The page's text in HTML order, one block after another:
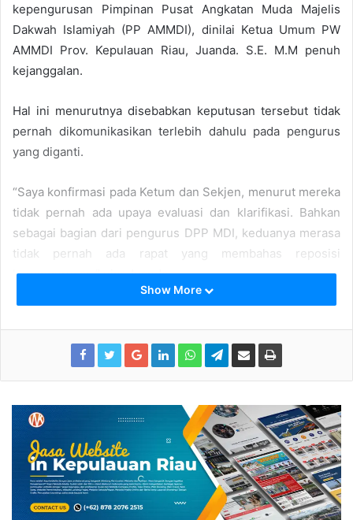
kepengurusan Pimpinan Pusat Angkatan Muda Majelis
Dakwah Islamiyah (PP AMMDI), dinilai Ketua Umum PW
AMMDI Prov. Kepulauan Riau, Juanda. S.E. M.M penuh
kejanggalan.
Hal ini menurutnya disebabkan keputusan tersebut tidak
pernah dikomunikasikan terlebih dahulu pada pengurus
yang diganti.
“Saya konfirmasi pada Ketum dan Sekjen, menurut mereka
tidak pernah ada upaya evaluasi dan klarifikasi. Bahkan
sebagai bagian dari pengurus DPP MDI, keduanya merasa
tidak pernah ada rapat yang membahas reposisi
kepengurusan,” ujar Juanda.
Susanto sebagai Ketua Umum dan Sekjen justru selama ini
berhasil merangkul banyak komponen aktivis
tersebut.
“Program, konsolidasi dan kaderisasinya selama ini
berjalan baik. Kehadiran AMMDI di daerah-daerah, seperti
di Kepri justru menjadi ujung tombak Partai Golkar dalam
Show More